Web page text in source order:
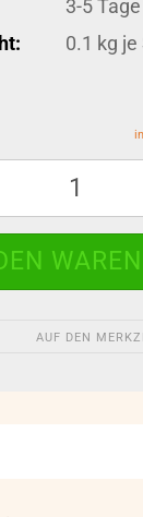
3-5 Tage
0.1 kg je
AUF DEN